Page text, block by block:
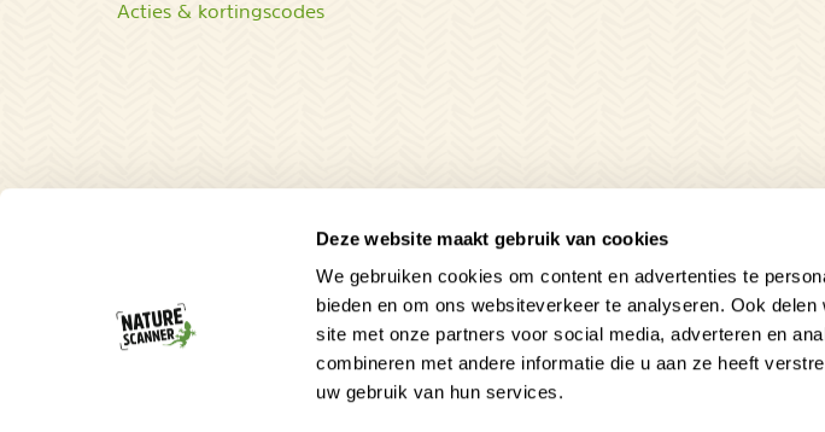
Deze website maakt gebruik van cookies
We gebruiken cookies om content en advertenties te
bieden en om ons websiteverkeer te analyseren. Ook
site met onze partners voor social media, adverteren en
combineren met andere informatie die u aan ze heeft
uw gebruik van hun services.
Acties & kortingscodes